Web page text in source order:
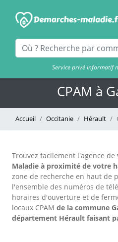
Service privé informatif
CPAM à
Accueil Occitanie Hérault
Trouvez facilement l'agence de
Maladie à proximité de votre
zone de recherche en haut de
l'ensemble des numéros de
horaires d'ouverture et de
locaux CPAM de la commune
département Hérault faisant